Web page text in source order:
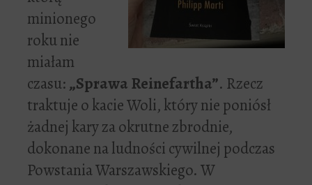
minionego
roku nie
miałam
czasu: „Sprawa Reinefartha”. Rzecz
traktuje o kacie Woli, który nie poniósł
żadnej kary za okrutne zbrodnie,
dokonane na ludności cywilnej podczas
Powstania Warszawskiego. W